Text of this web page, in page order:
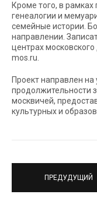
Кроме того, в
генеалогии и
семейные истории.
направлении.
центрах
mos.ru.
Проект направлен на
продолжительности
москвичей,
культурных и
ПРЕДУДУЩИЙ